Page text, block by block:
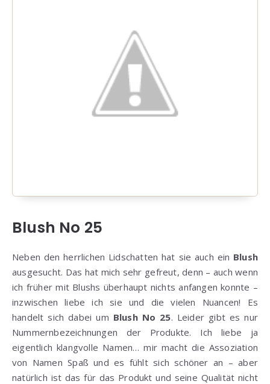
Blush No 25
Neben den herrlichen Lidschatten hat sie auch ein Blush
ausgesucht. Das hat mich sehr gefreut, denn – auch wenn
ich früher mit Blushs überhaupt nichts anfangen konnte –
inzwischen liebe ich sie und die vielen Nuancen! Es
handelt sich dabei um Blush No 25. Leider gibt es nur
Nummernbezeichnungen der Produkte. Ich liebe ja
eigentlich klangvolle Namen… mir macht die Assoziation
von Namen Spaß und es fühlt sich schöner an – aber
natürlich ist das für das Produkt und seine Qualität nicht